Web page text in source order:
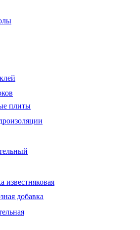
плиты
известняковая
добавка